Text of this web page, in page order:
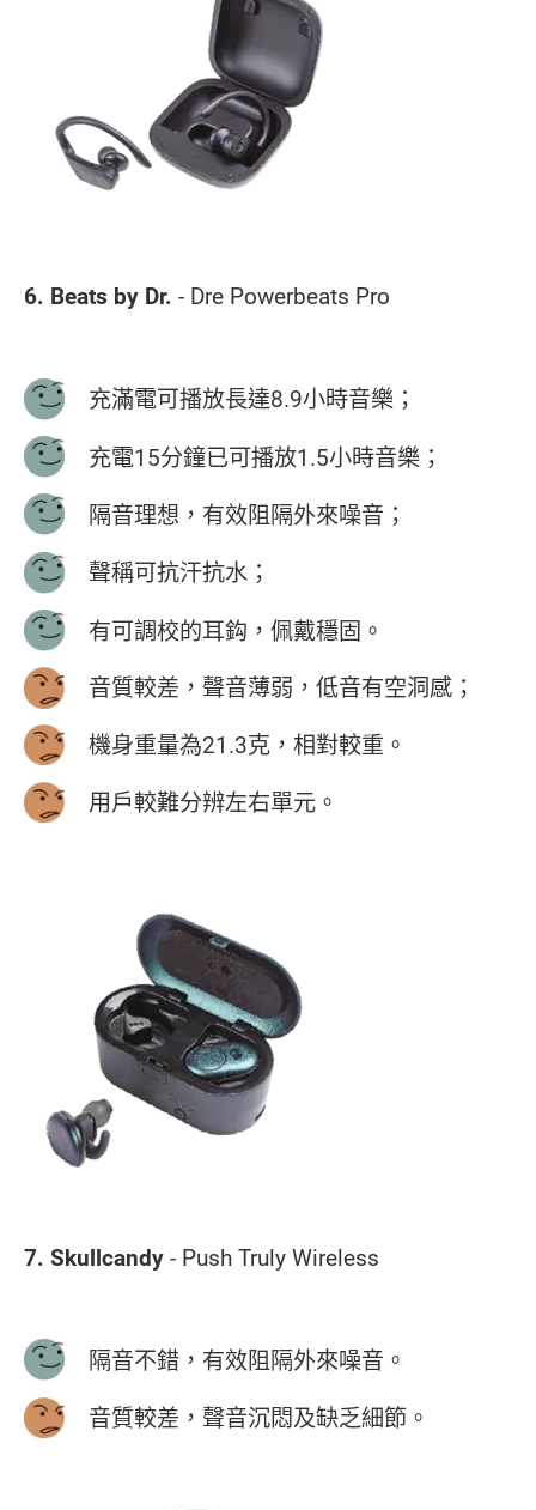
6. Beats by Dr. - Dre Powerbeats Pro
充滿電可播放長達8.9小時音樂；
充電15分鐘已可播放1.5小時音樂；
隔音理想，有效阻隔外來噪音；
聲稱可抗汗抗水；
有可調校的耳鈎，佩戴穩固。
音質較差，聲音薄弱，低音有空洞感；
機身重量為21.3克，相對較重。
用戶較難分辨左右單元。
7. Skullcandy- Push Truly Wireless
隔音不錯，有效阻隔外來噪音。
音質較差，聲音沉悶及缺乏細節。